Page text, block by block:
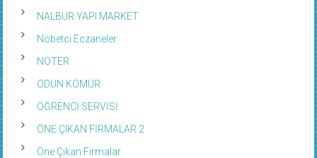
NALBUR YAPI MARKET
Nöbetci Eczaneler
NOTER
ODUN KÖMÜR
ÖĞRENCİ SERVİSİ
ÖNE ÇIKAN FİRMALAR 2
Öne Çıkan Firmalar